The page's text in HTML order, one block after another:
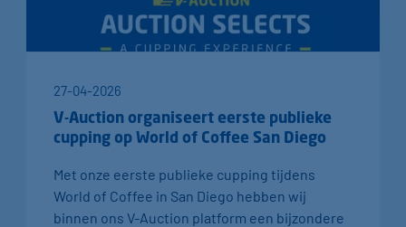
27-04-2026
V-Auction organiseert eerste publieke
cupping op World of Coffee San Diego
Met onze eerste publieke cupping tijdens
World of Coffee in San Diego hebben wij
binnen ons V-Auction platform een bijzondere